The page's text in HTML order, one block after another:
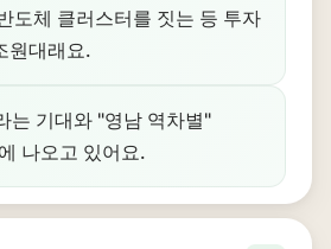
도체 클러스터를 짓는 등 투자
원대래요.
는 기대와 "영남 역차별"
나오고 있어요.